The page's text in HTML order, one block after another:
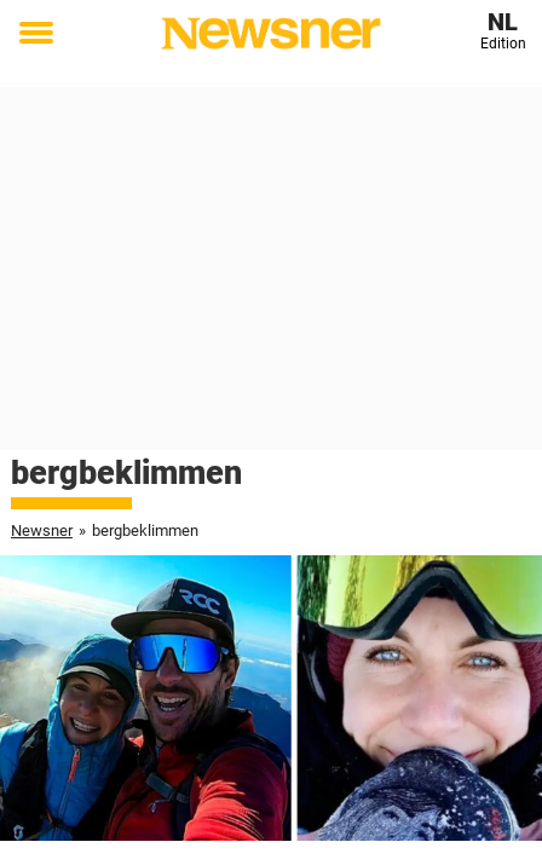
Toggle
NL
Edition
bergbeklimmen
Newsner » bergbeklimmen